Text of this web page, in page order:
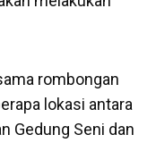
rombongan
lokasi antara
Gedung Seni dan